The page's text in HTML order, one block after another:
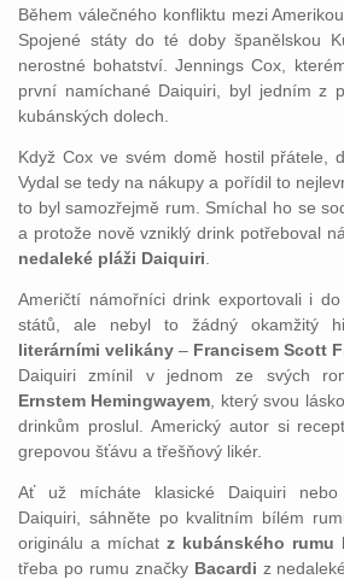
Během válečného konfliktu mezi
Spojené státy do té doby španělskou
nerostné bohatství. Jennings Cox,
první namíchané Daiquiri, byl jedním z
kubánských dolech.
Když Cox ve svém domě hostil přátele,
Vydal se tedy na nákupy a pořídil to
to byl samozřejmě rum. Smíchal ho se
a protože nově vzniklý drink potřeboval
nedaleké pláži Daiquiri
Američtí námořníci drink exportovali i do
států, ale nebyl to žádný okamžitý
literárními velikány – Francisem Scott
Daiquiri zmínil v jednom ze svých
Ernstem Hemingwayem , který svou
drinkům proslul. Americký autor si
grepovou šťávu a třešňový likér.
Ať už mícháte klasické Daiquiri nebo
Daiquiri, sáhněte po kvalitním bílém
originálu a míchat z kubánského rumu
třeba po rumu značky Bacardi z